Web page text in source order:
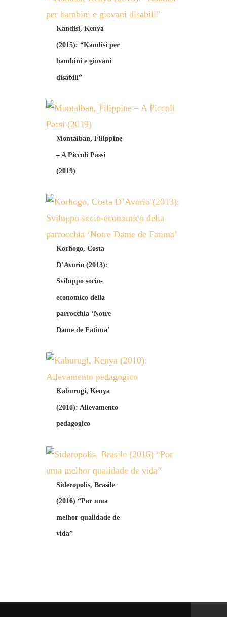
Kandisi, Kenya
(2015): “Kandisi per
bambini e giovani
disabili”
Montalban, Filippine
– A Piccoli Passi
(2019)
Korhogo, Costa
D’Avorio (2013):
Sviluppo socio-
economico della
parrocchia ‘Notre
Dame de Fatima’
Kaburugi, Kenya
(2010): Allevamento
pedagogico
Sideropolis, Brasile
(2016) “Por uma
melhor qualidade de
vida”